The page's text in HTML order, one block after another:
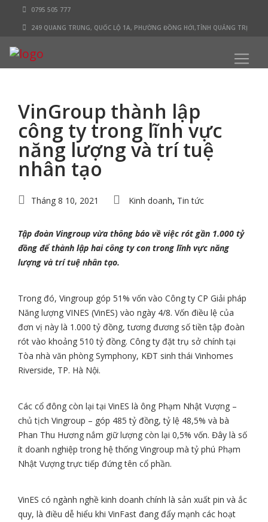
0795 505 777
249 QUANG TRUNG, QUỐC LỘ 1A, PHƯỜNG ĐỒNG HỚI,TỈNH QUẢNG TRỊ
VinGroup thành lập
công ty trong lĩnh vực
năng lượng và trí tuệ
nhân tạo
Tháng 8 10, 2021 Kinh doanh, Tin tức
Tập đoàn Vingroup vừa thông báo về việc rót gần 1.000 tỷ
đồng để thành lập hai công ty con trong lĩnh vực năng
lượng và trí tuệ nhân tạo.
Trong đó, Vingroup góp 51% vốn vào Công ty CP Giải pháp
Năng lượng VINES (VinES) vào ngày 4/8. Vốn điều lệ của
đơn vị này là 1.000 tỷ đồng, tương đương số tiền tập đoàn
rót vào khoảng 510 tỷ đồng. Công ty đặt trụ sở chính tại
Tòa nhà văn phòng Symphony, KĐT sinh thái Vinhomes
Riverside, TP. Hà Nội.
Các cổ đông còn lại tại VinES là ông Phạm Nhật Vượng –
chủ tịch Vingroup – góp 485 tỷ đồng, tỷ lệ 48,5% và bà
Phan Thu Hương nắm giữ lượng còn lại 0,5% vốn. Đây là số
ít doanh nghiệp trong hệ thống Vingroup mà tỷ phú Phạm
Nhật Vượng trực tiếp đứng tên cổ phần.
VinES có ngành nghề kinh doanh chính là sản xuất pin và ắc
quy, là điều dễ hiểu khi VinFast đang đẩy mạnh các hoạt